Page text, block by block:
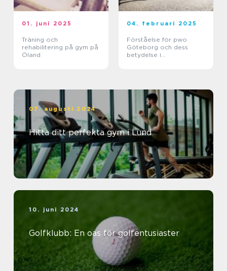
01. juni 2025
Träning och
rehabilitering på gym på
Öland
04. februari 2025
Förståelse för pwo
Göteborg och dess
betydelse i
07. augusti 2024
Hitta ditt perfekta gym i Lund
10. juni 2024
Golfklubb: En oas för golfentusiaster